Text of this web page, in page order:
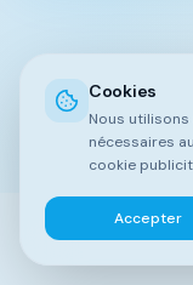
Cookies
Nous
nécessaires
cookie
Accepter